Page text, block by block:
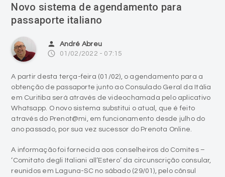
Novo sistema de agendamento para
passaporte italiano
person André Abreu
access_time 01/02/2022 - 07:15
A partir desta terça-feira (01/02), o agendamento para a
obtenção de passaporte junto ao Consulado Geral da Itália
em Curitiba será através de videochamada pelo aplicativo
Whatsapp. O novo sistema substitui o atual, que é feito
através do Prenot@mi, em funcionamento desde julho do
ano passado, por sua vez sucessor do Prenota Online.
A informação foi fornecida aos conselheiros do Comites –
‘Comitato degli Italiani all’Estero’ da circunscrição consular,
reunidos em Laguna-SC no sábado (29/01), pelo cônsul